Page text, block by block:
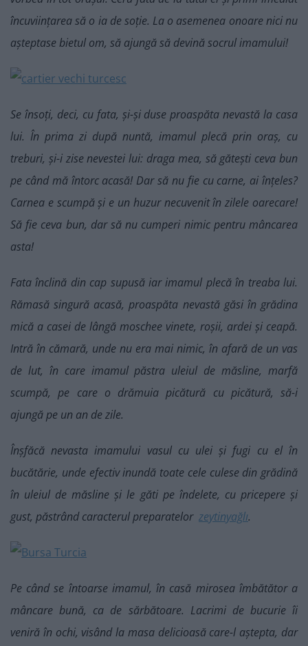
încuviințarea să o ia de soție. La o asemenea onoare nici nu
așteptase bietul om, să ajungă să devină socrul imamului!
Se însoți, deci, cu fata, și-și duse proaspăta nevastă la casa
lui. În prima zi după nuntă, imamul plecă prin oraș, cu
treburi, și-i zise nevestei lui: draga mea, să gătești ceva bun
pe când mă întorc acasă! Dar să nu fie cu carne, ai înțeles?
Carnea e scumpă și e un huzur necuvenit în zilele oarecare!
Să fie ceva bun, dar să nu cumperi nimic pentru mâncarea
asta!
Fata înclină din cap supusă iar imamul plecă în treaba lui.
Rămasă singură acasă, proaspăta nevastă găsi în grădina
mică a casei de lângă moschee vinete, roșii, ardei și ceapă.
Intră în cămară, unde nu era mai nimic, în afară de un vas
de lut, în care imamul păstra uleiul de măsline, marfă
scumpă, pe care o drămuia picătură cu picătură, să-i
ajungă pe un an de zile.
Înșfăcă nevasta imamului vasul cu ulei și fugi cu el în
bucătărie, unde efectiv inundă toate cele culese din grădină
în uleiul de măsline și le găti pe îndelete, cu pricepere și
gust, păstrând caracterul preparatelor zeytinyağlı.
Pe când se întoarse imamul, în casă mirosea îmbătător a
mâncare bună, ca de sărbătoare. Lacrimi de bucurie îi
veniră în ochi, visând la masa delicioasă care-l aștepta, dar